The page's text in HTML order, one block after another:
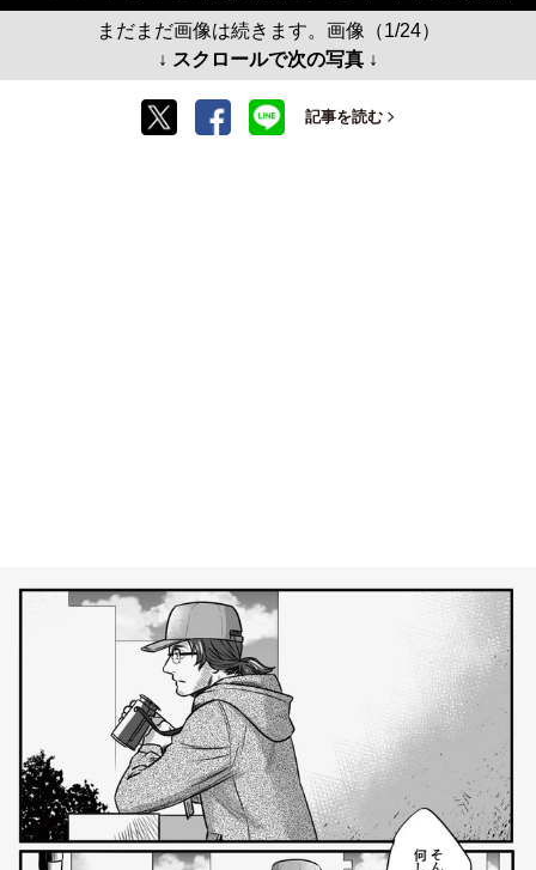
まだまだ画像は続きます。画像（1/24）
↓ スクロールで次の写真 ↓
記事を読む